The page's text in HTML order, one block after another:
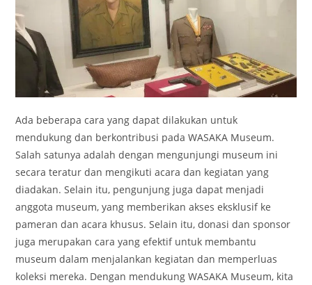
Ada beberapa cara yang dapat dilakukan untuk
mendukung dan berkontribusi pada WASAKA Museum.
Salah satunya adalah dengan mengunjungi museum ini
secara teratur dan mengikuti acara dan kegiatan yang
diadakan. Selain itu, pengunjung juga dapat menjadi
anggota museum, yang memberikan akses eksklusif ke
pameran dan acara khusus. Selain itu, donasi dan sponsor
juga merupakan cara yang efektif untuk membantu
museum dalam menjalankan kegiatan dan memperluas
koleksi mereka. Dengan mendukung WASAKA Museum, kita